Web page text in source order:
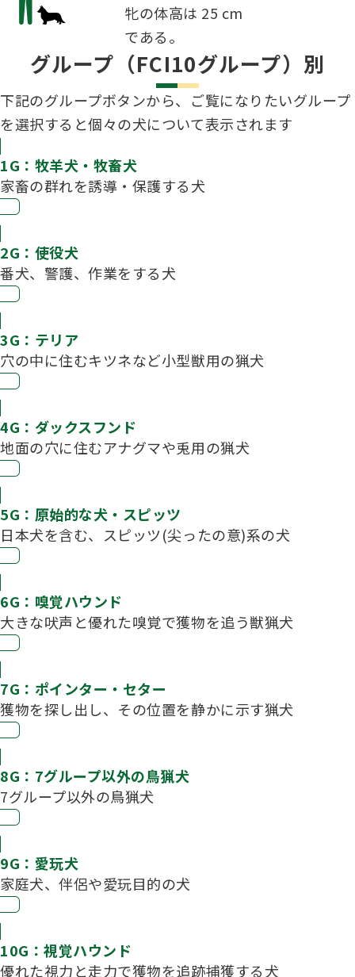
牝の体高は 25 cm
である。
グループ（FCI10グループ）別
下記のグループボタンから、ご覧になりたいグループ
を選択すると個々の犬について表示されます
1G：牧羊犬・牧畜犬
家畜の群れを誘導・保護する犬
2G：使役犬
番犬、警護、作業をする犬
3G：テリア
穴の中に住むキツネなど小型獣用の猟犬
4G：ダックスフンド
地面の穴に住むアナグマや兎用の猟犬
5G：原始的な犬・スピッツ
日本犬を含む、スピッツ(尖ったの意)系の犬
6G：嗅覚ハウンド
大きな吠声と優れた嗅覚で獲物を追う獣猟犬
7G：ポインター・セター
獲物を探し出し、その位置を静かに示す猟犬
8G：7グループ以外の鳥猟犬
7グループ以外の鳥猟犬
9G：愛玩犬
家庭犬、伴侶や愛玩目的の犬
10G：視覚ハウンド
優れた視力と走力で獲物を追跡捕獲する犬